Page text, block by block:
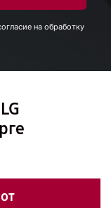
на обработку